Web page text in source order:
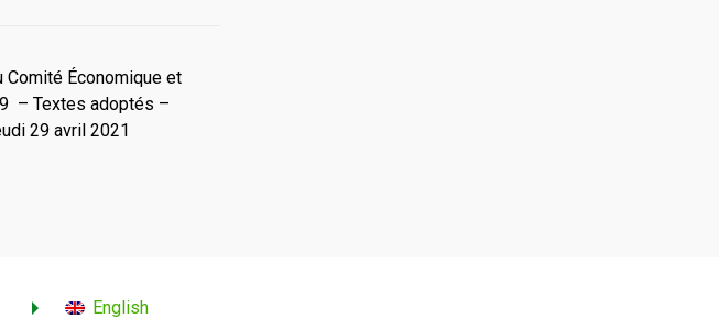
Comité Économique et
– Textes adoptés –
29 avril 2021
English